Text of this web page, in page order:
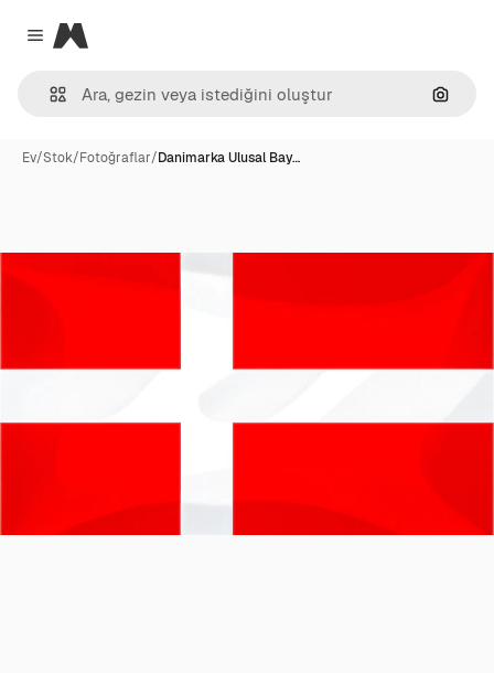
Close menu
Magnific
Ev/Stok/Fotoğraflar/Danimarka Ulusal Bay…